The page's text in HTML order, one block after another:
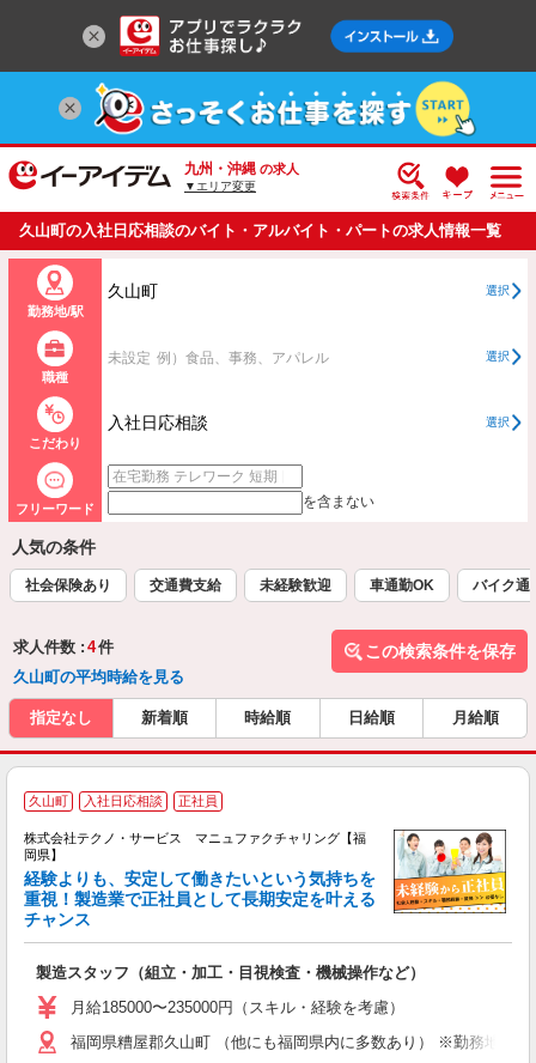
九州・沖縄 の求人
▼エリア変更
久山町の入社日応相談のバイト・アルバイト・パートの求人情報一覧
勤務地/駅
久山町 選択
職種
未設定 例）食品、事務、アパレル 選択
こだわり
入社日応相談 選択
フリーワード を含まない
人気の条件
社会保険あり 交通費支給 未経験歓迎 車通勤OK バイク通
求人件数 : 4件
久山町の平均時給を見る
この検索条件を保存
指定なし 新着順 時給順 日給順 月給順
久山町 入社日応相談 正社員
株式会社テクノ・サービス マニュファクチャリング【福
岡県】
経験よりも、安定して働きたいという気持ちを
重視！製造業で正社員として長期安定を叶える
チャンス
製造スタッフ（組立・加工・目視検査・機械操作など）
月給185000〜235000円（スキル・経験を考慮）
福岡県糟屋郡久山町 （他にも福岡県内に多数あり） ※勤務地は